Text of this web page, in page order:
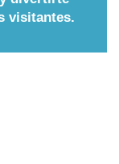
visitantes.